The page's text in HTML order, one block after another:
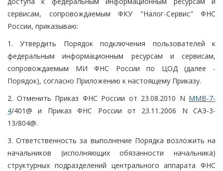
сервисам, сопровождаемым ФКУ "Налог-Сервис" ФНС
России, приказываю:
1. Утвердить Порядок подключения пользователей к
федеральным информационным ресурсам и сервисам,
сопровождаемым МИ ФНС России по ЦОД (далее -
Порядок), согласно Приложению к настоящему Приказу.
2. Отменить Приказ ФНС России от 23.08.2010 N ММВ-7-
4/401@ и Приказ ФНС России от 23.11.2006 N САЭ-3-
13/804@.
3. Ответственность за выполнение Порядка возложить на
начальников (исполняющих обязанности начальника)
структурных подразделений центрального аппарата ФНС